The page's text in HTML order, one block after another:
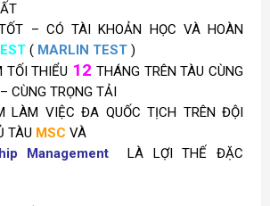
– CÓ TÀI KHOẢN HỌC VÀ HOÀN
( MARLIN TEST )
TỐI THIỂU 12 THÁNG TRÊN TÀU CÙNG
CÙNG TRỌNG TẢI
LÀM VIỆC ĐA QUỐC TỊCH TRÊN ĐỘI
TÀU MSC VÀ
Management
LÀ LỢI THẾ ĐẶC